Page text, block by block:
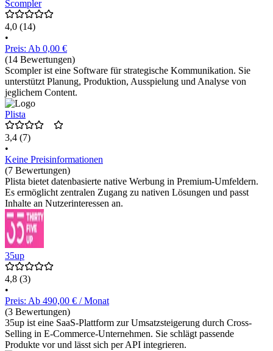
Scompler
4,0 (14)
•
Preis: Ab 0,00 €
(14 Bewertungen)
Scompler ist eine Software für strategische Kommunikation. Sie
unterstützt Planung, Produktion, Ausspielung und Analyse von
jeglichem Content.
Plista
3,4 (7)
•
Keine Preisinformationen
(7 Bewertungen)
Plista bietet datenbasierte native Werbung in Premium-Umfeldern.
Es ermöglicht zentralen Zugang zu nativen Lösungen und passt
Inhalte an Nutzerinteressen an.
35up
4,8 (3)
•
Preis: Ab 490,00 € / Monat
(3 Bewertungen)
35up ist eine SaaS-Plattform zur Umsatzsteigerung durch Cross-
Selling in E-Commerce-Unternehmen. Sie schlägt passende
Produkte vor und lässt sich per API integrieren.